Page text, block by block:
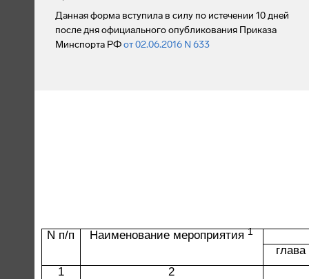
Данная форма вступила в силу по истечении 10 дней
после дня официального опубликования Приказа
Минспорта РФот 02.06.2016 N 633
N п/п Наименование мероприятия 1
1
2